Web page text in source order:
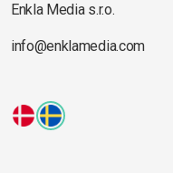
Enkla Media s.r.o.
info@enklamedia.com